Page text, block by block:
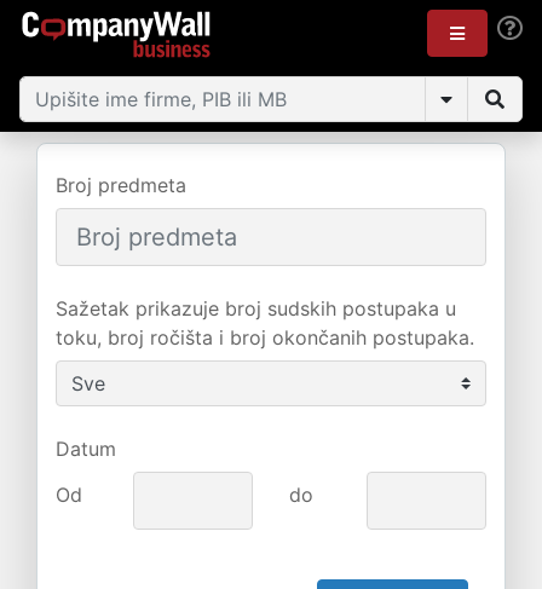
Broj predmeta
Sažetak prikazuje broj sudskih postupaka u
toku, broj ročišta i broj okončanih postupaka.
Datum
Od
do